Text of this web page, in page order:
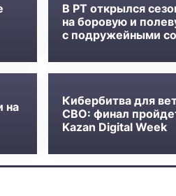
В РТ открылся
на боровую и
с подружейными
на
Кибербитва для
СВО: финал
Kazan Digital Week